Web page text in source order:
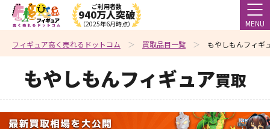
ご利用者数
940万人突破
（2025年6月時点） MENU
フィギュア高く売れるドットコム 買取品目一覧 もやしもんフィギ
もやしもんフィギュア買取